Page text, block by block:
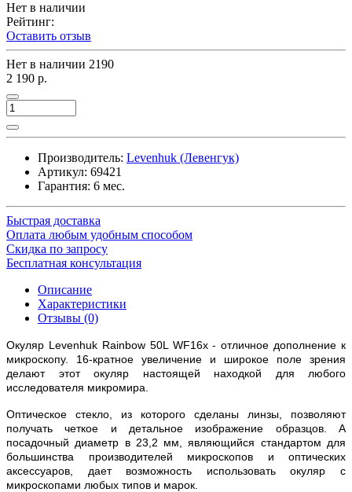
Нет в наличии
Рейтинг:
Оставить отзыв
Нет в наличии 2190
2 190 р.
Производитель: Levenhuk (Левенгук)
Артикул: 69421
Гарантия: 6 мес.
Быстрая доставка
Оплата любым удобным способом
Скидка по запросу
Бесплатная консультация
Описание
Характеристики
Отзывы (0)
Окуляр Levenhuk Rainbow 50L WF16x - отличное дополнение к
микроскопу. 16-кратное увеличение и широкое поле зрения
делают этот окуляр настоящей находкой для любого
исследователя микромира.
Оптическое стекло, из которого сделаны линзы, позволяют
получать четкое и детальное изображение образцов. А
посадочный диаметр в 23,2 мм, являющийся стандартом для
большинства производителей микроскопов и оптических
аксессуаров, дает возможность использовать окуляр с
микроскопами любых типов и марок.